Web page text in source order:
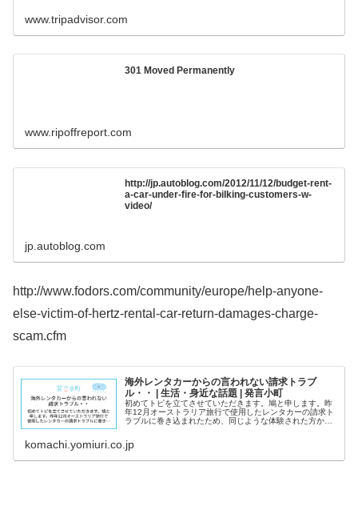
www.tripadvisor.com
301 Moved Permanently
www.ripoffreport.com
http://jp.autoblog.com/2012/11/12/budget-rent-
a-car-under-fire-for-bilking-customers-w-
video/
jp.autoblog.com
http://www.fodors.com/community/europe/help-anyone-
else-victim-of-hertz-rental-car-return-damages-charge-
scam.cfm
海外レンタカーからの言われない請求トラブ
ル・・ | 生活・身近な話題 | 発言小町
初めてトピを立てさせていただきます。鳩と申します。昨
年12月オーストラリア旅行で使用したレンタカーの請求ト
ラブルに巻き込まれたため、同じような体験された方から
komachi.yomiuri.co.jp